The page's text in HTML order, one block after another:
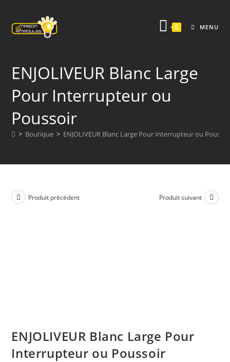
content
0 MENU
ENJOLIVEUR Blanc Large
Pour Interrupteur ou
Poussoir
> Boutique > ENJOLIVEUR Blanc Large Pour Interrupteur ou
Produit précédent Produit suivant
ENJOLIVEUR Blanc Large Pour
Interrupteur ou Poussoir